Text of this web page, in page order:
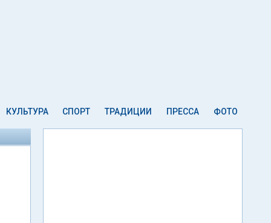
КУЛЬТУРА СПОРТ ТРАДИЦИИ ПРЕССА ФОТО